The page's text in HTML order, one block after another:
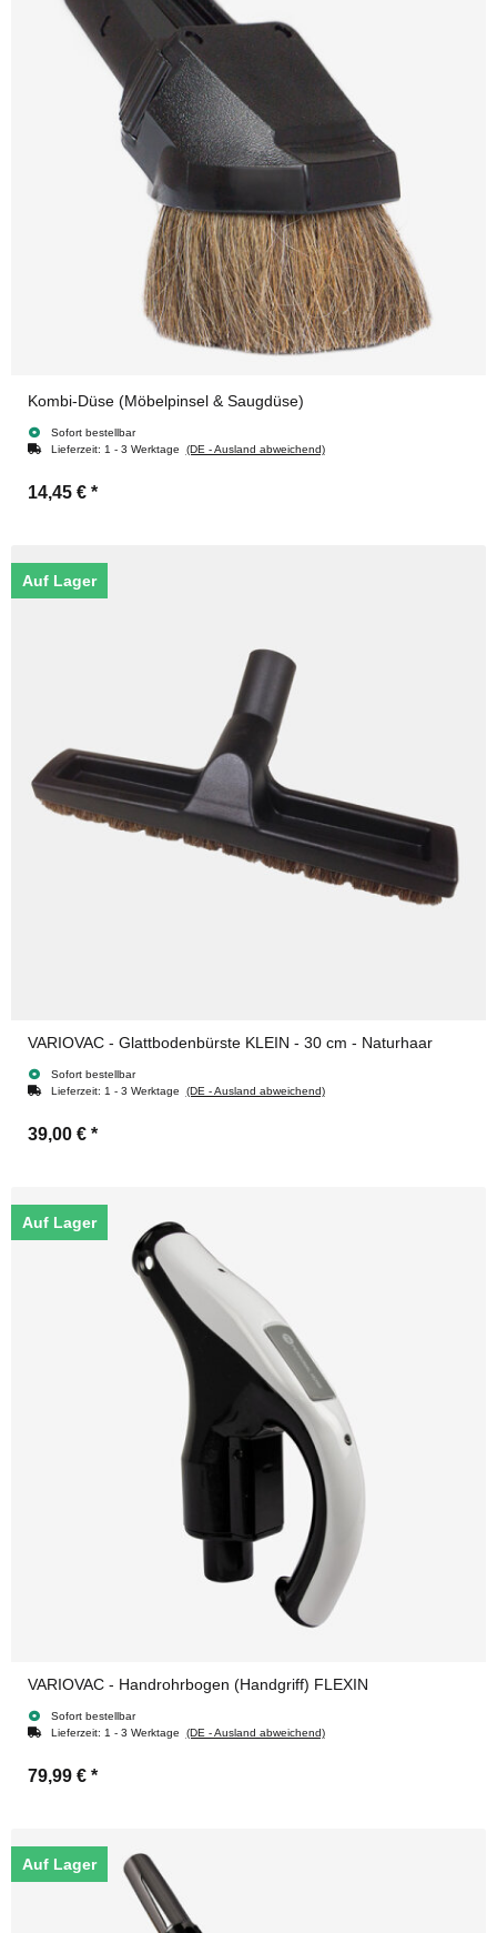
Kombi-Düse (Möbelpinsel & Saugdüse)
Sofort bestellbar
Lieferzeit: 1 - 3 Werktage (DE - Ausland abweichend)
14,45 € *
Auf Lager
VARIOVAC - Glattbodenbürste KLEIN - 30 cm - Naturhaar
Sofort bestellbar
Lieferzeit: 1 - 3 Werktage (DE - Ausland abweichend)
39,00 € *
Auf Lager
VARIOVAC - Handrohrbogen (Handgriff) FLEXIN
Sofort bestellbar
Lieferzeit: 1 - 3 Werktage (DE - Ausland abweichend)
79,99 € *
Auf Lager